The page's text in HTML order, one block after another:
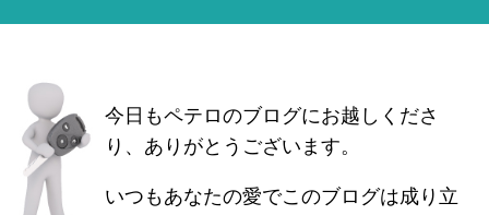
今日もペテロのブログにお越しくださ
り、ありがとうございます。
いつもあなたの愛でこのブログは成り立